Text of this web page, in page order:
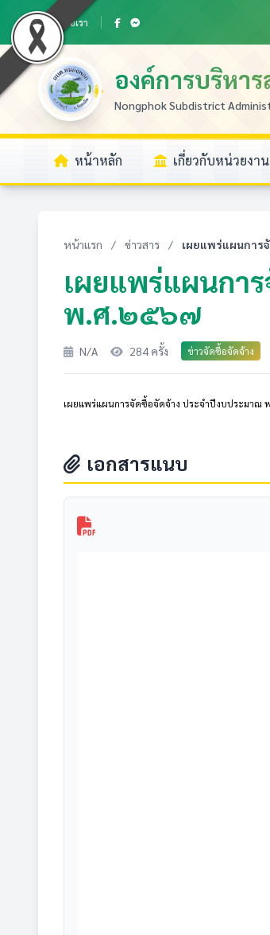
ติดต่อเรา
องค์การบริหา
Nongphok Subdistrict
หน้าหลัก เกี่ยวกับหน่วยงาน
หน้าแรก / ข่าวสาร / เผยแพร่แผนการ
เผยแพร่แผนกา
พ.ศ.๒๕๖๗
N/A 284 ครั้ง ข่าวจัดซื้อจัดจ้าง
เผยแพร่แผนการจัดซื้อจัดจ้าง ประจำปีงบประมาณ
เอกสารแนบ